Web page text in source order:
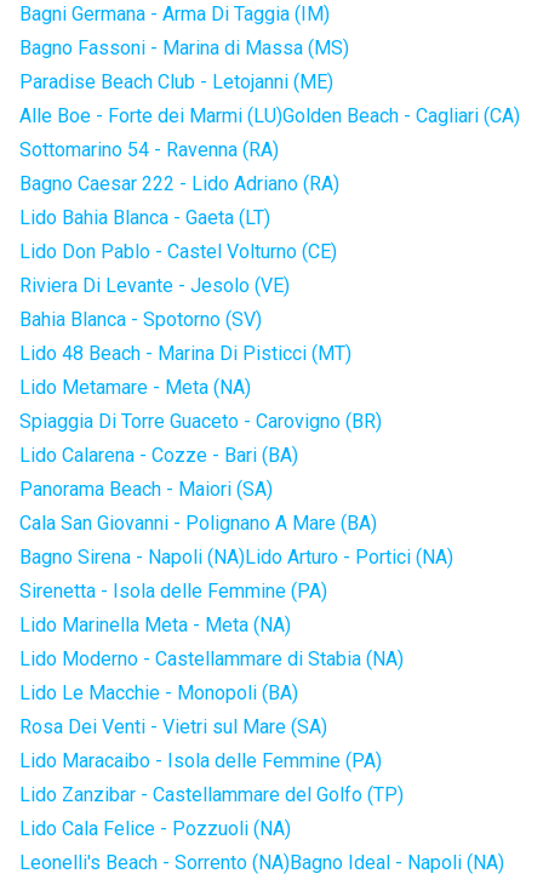
Bagni Germana - Arma Di Taggia (IM)
Bagno Fassoni - Marina di Massa (MS)
Paradise Beach Club - Letojanni (ME)
Alle Boe - Forte dei Marmi (LU)Golden Beach - Cagliari (CA)
Sottomarino 54 - Ravenna (RA)
Bagno Caesar 222 - Lido Adriano (RA)
Lido Bahia Blanca - Gaeta (LT)
Lido Don Pablo - Castel Volturno (CE)
Riviera Di Levante - Jesolo (VE)
Bahia Blanca - Spotorno (SV)
Lido 48 Beach - Marina Di Pisticci (MT)
Lido Metamare - Meta (NA)
Spiaggia Di Torre Guaceto - Carovigno (BR)
Lido Calarena - Cozze - Bari (BA)
Panorama Beach - Maiori (SA)
Cala San Giovanni - Polignano A Mare (BA)
Bagno Sirena - Napoli (NA)Lido Arturo - Portici (NA)
Sirenetta - Isola delle Femmine (PA)
Lido Marinella Meta - Meta (NA)
Lido Moderno - Castellammare di Stabia (NA)
Lido Le Macchie - Monopoli (BA)
Rosa Dei Venti - Vietri sul Mare (SA)
Lido Maracaibo - Isola delle Femmine (PA)
Lido Zanzibar - Castellammare del Golfo (TP)
Lido Cala Felice - Pozzuoli (NA)
Leonelli's Beach - Sorrento (NA)Bagno Ideal - Napoli (NA)